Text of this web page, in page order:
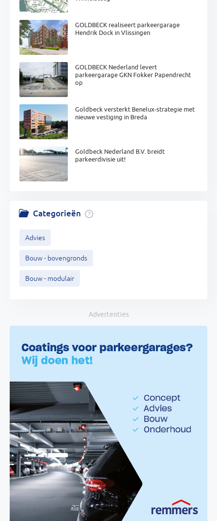
GOLDBECK realiseert parkeergarage
Hendrik Dock in Vlissingen
GOLDBECK Nederland levert
parkeergarage GKN Fokker Papendrecht
op
Goldbeck versterkt Benelux-strategie met
nieuwe vestiging in Breda
Goldbeck Nederland B.V. breidt
parkeerdivisie uit!
Categorieën
Advies
Bouw - bovengronds
Bouw - modulair
Advertenties